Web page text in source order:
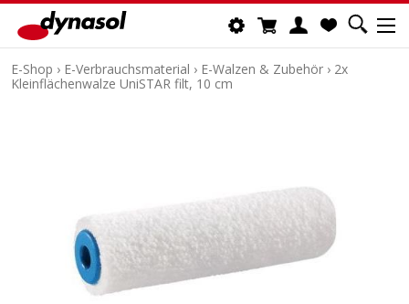
E-Shop › E-Verbrauchsmaterial › E-Walzen & Zubehör › 2x
Kleinflächenwalze UniSTAR filt, 10 cm